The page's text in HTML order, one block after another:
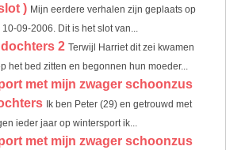
) Mijn eerdere verhalen zijn geplaats op
09-2006. Dit is het slot van...
2 Terwijl Harriet dit zei kwamen
het bed zitten en begonnen hun moeder...
met mijn zwager schoonzus
Ik ben Peter (29) en getrouwd met
ieder jaar op wintersport ik...
met mijn zwager schoonzus